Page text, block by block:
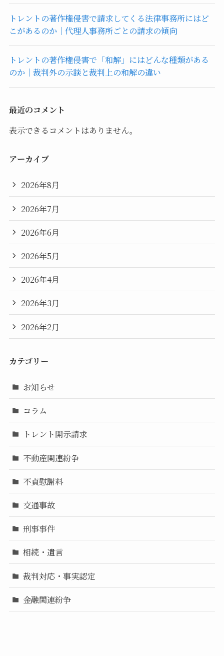
トレントの著作権侵害で請求してくる法律事務所にはど
こがあるのか｜代理人事務所ごとの請求の傾向
トレントの著作権侵害で「和解」にはどんな種類がある
のか｜裁判外の示談と裁判上の和解の違い
最近のコメント
表示できるコメントはありません。
アーカイブ
2026年8月
2026年7月
2026年6月
2026年5月
2026年4月
2026年3月
2026年2月
カテゴリー
お知らせ
コラム
トレント開示請求
不動産関連紛争
不貞慰謝料
交通事故
刑事事件
相続・遺言
裁判対応・事実認定
金融関連紛争